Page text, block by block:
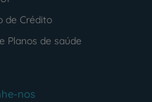
de Crédito
Planos de saúde
nos